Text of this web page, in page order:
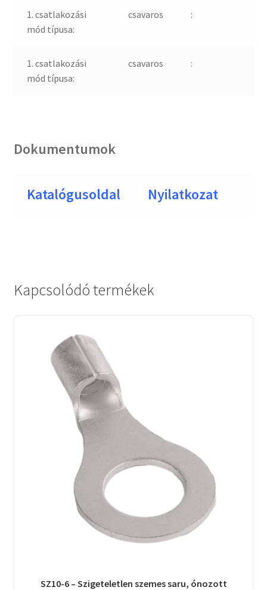
1. csatlakozási
mód típusa:
csavaros :
1. csatlakozási
mód típusa:
csavaros :
Dokumentumok
Katalógusoldal Nyilatkozat
Kapcsolódó termékek
SZ10-6 – Szigeteletlen szemes saru, ónozott